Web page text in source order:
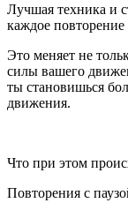
Лучшая техника и
каждое
Это меняет не
силы вашего
ты становишься
движения.
Что при этом
Повторения с